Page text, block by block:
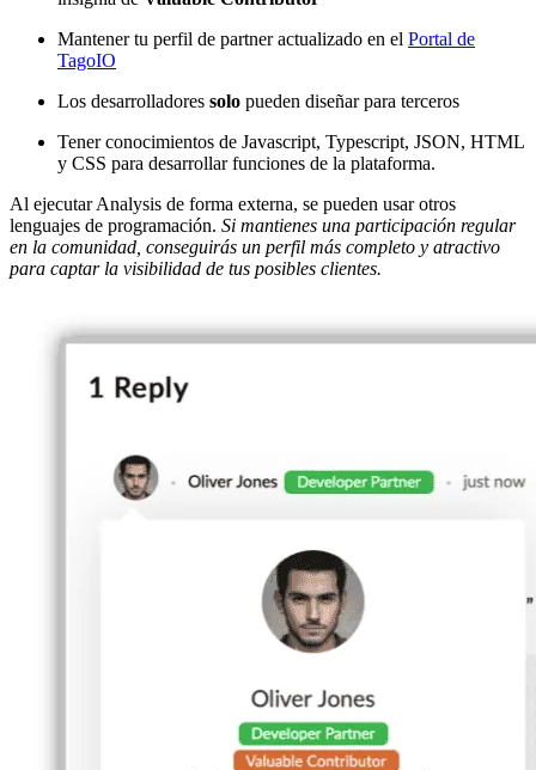
Mantener tu perfil de partner actualizado en el Portal de
TagoIO
Los desarrolladores solo pueden diseñar para terceros
Tener conocimientos de Javascript, Typescript, JSON, HTML
y CSS para desarrollar funciones de la plataforma.
Al ejecutar Analysis de forma externa, se pueden usar otros
lenguajes de programación. Si mantienes una participación regular
en la comunidad, conseguirás un perfil más completo y atractivo
para captar la visibilidad de tus posibles clientes.